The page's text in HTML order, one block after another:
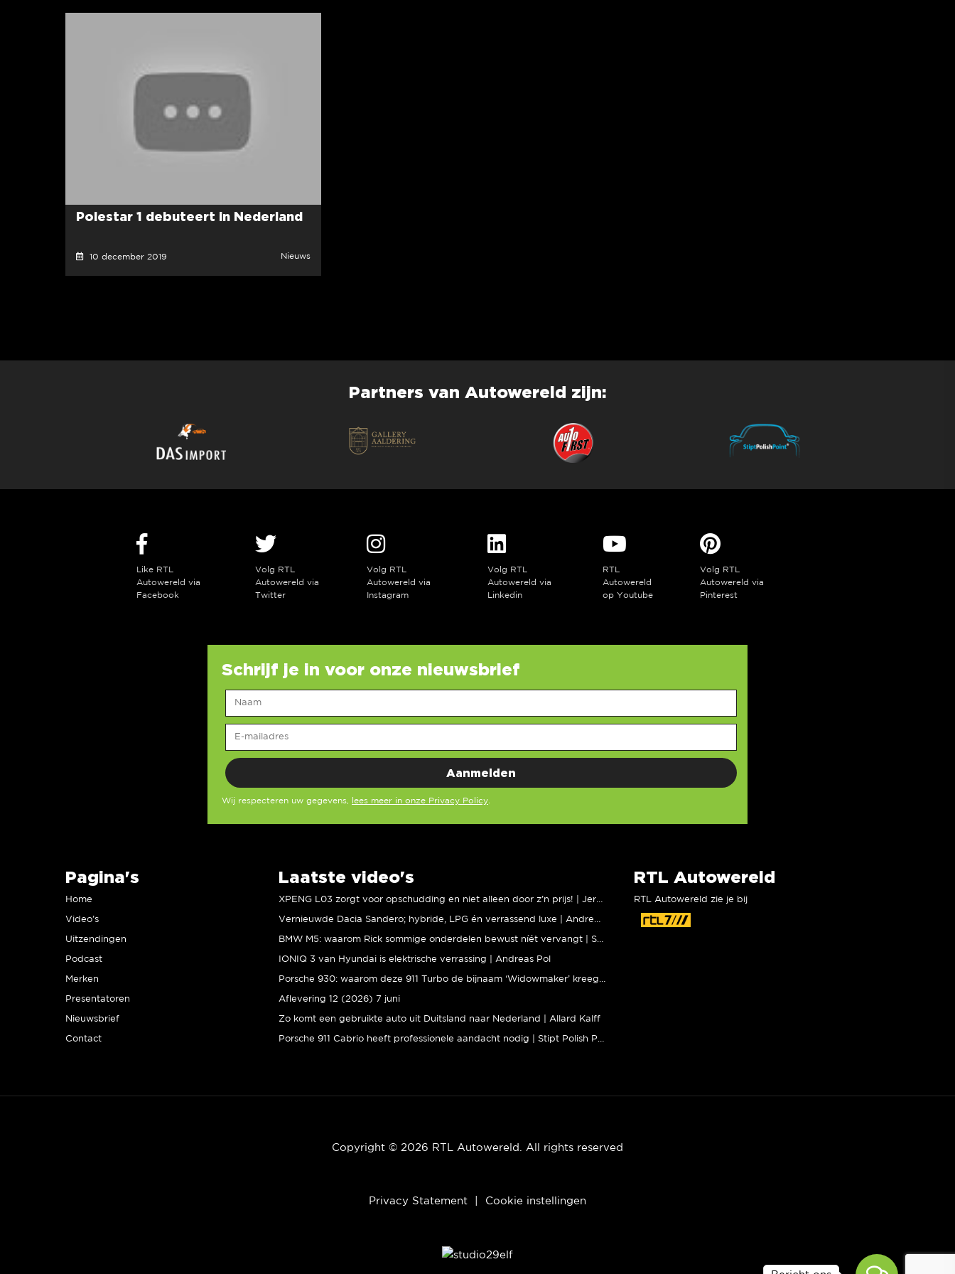
Polestar 1 debuteert in Nederland
10 december 2019 Nieuws
Partners van Autowereld zijn:
Like RTL
Autowereld via
Facebook
Volg RTL
Autowereld via
Twitter
Volg RTL
Autowereld via
Instagram
Volg RTL
Autowereld via
Linkedin
RTL
Autowereld
op Youtube
Volg RTL
Autowereld via
Pinterest
Schrijf je in voor onze nieuwsbrief
Wij respecteren uw gegevens, lees meer in onze Privacy Policy
Pagina's
Home
Video’s
Uitzendingen
Podcast
Merken
Presentatoren
Nieuwsbrief
Contact
Laatste video's
IONIQ 3 van Hyundai is elektrische verrassing | Andreas Pol
Aflevering 12 (2026) 7 juni
Zo komt een gebruikte auto uit Duitsland naar Nederland | Allard Kalff
RTL Autowereld
RTL Autowereld zie je bij
Copyright © 2026 RTL Autowereld. All rights reserved
Privacy Statement Cookie instellingen